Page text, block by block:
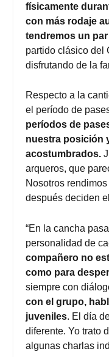
físicamente
con más rodaje
tendremos un
partido clásico del
disfrutando de la
Respecto a la
el período de
períodos de
nuestra posición
acostumbrados.
arqueros, que
Nosotros
después deciden
“En la cancha
personalidad de
compañero no
como para
siempre con
con el grupo,
juveniles. El día
diferente. Yo trato
algunas charlas